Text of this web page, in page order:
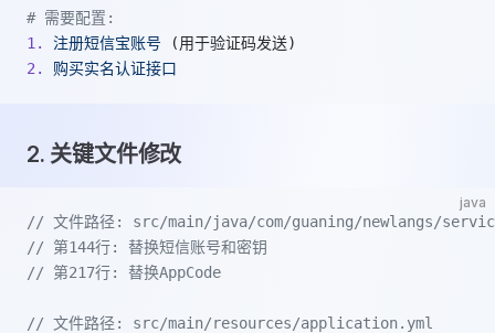
# 需要配置:
1.
注册短信宝账号 (用于验证码发送)
2.
购买实名认证接口
2. 关键文件修改
java
// 文件路径: src/main/java/com/guaning/newlangs/
// 第144行: 替换短信账号和密钥
// 第217行: 替换AppCode
// 文件路径: src/main/resources/application.yml